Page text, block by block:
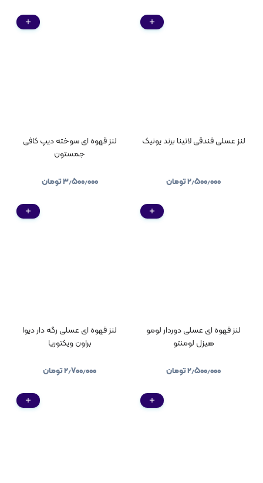
لنز عسلی فندقی لاتینا برند یونیک
۲٫۵۰۰٫۰۰۰تومان
لنز قهوه ای سوخته دیپ کافی
جمستون
۳٫۵۰۰٫۰۰۰تومان
لنز قهوه ای عسلی دوردار لومو
هیزل لومنتو
۲٫۵۰۰٫۰۰۰تومان
لنز قهوه ای عسلی رگه دار دیوا
براون ویکتوریا
۲٫۷۰۰٫۰۰۰تومان